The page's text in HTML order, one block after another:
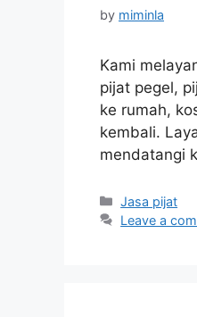
by miminla
Kami
pijat pegel,
ke rumah,
kembali.
mendatangi
Categories
Jasa pijat
Leave a